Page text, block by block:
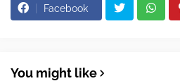
Facebook
You might like